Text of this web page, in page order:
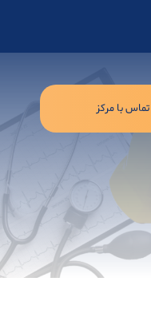
تماس با مرکز